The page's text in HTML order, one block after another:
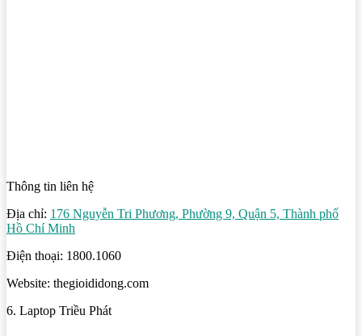
Thông tin liên hệ
Địa chỉ: 176 Nguyễn Tri Phương, Phường 9, Quận 5, Thành phố
Hồ Chí Minh
Điện thoại: 1800.1060
Website: thegioididong.com
6. Laptop Triều Phát